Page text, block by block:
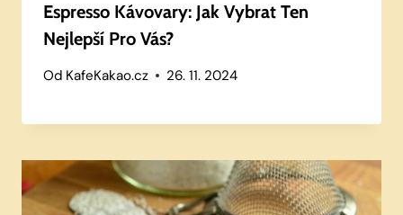
Espresso Kávovary: Jak Vybrat Ten
Nejlepší Pro Vás?
Od KafeKakao.cz 26. 11. 2024